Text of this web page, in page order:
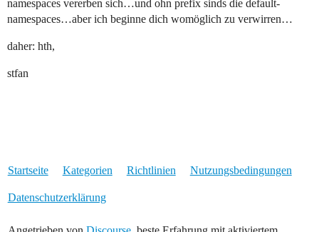
namespaces vererben sich…und ohn prefix sinds die default-
namespaces…aber ich beginne dich womöglich zu verwirren…
daher: hth,
stfan
Startseite Kategorien Richtlinien Nutzungsbedingungen
Datenschutzerklärung